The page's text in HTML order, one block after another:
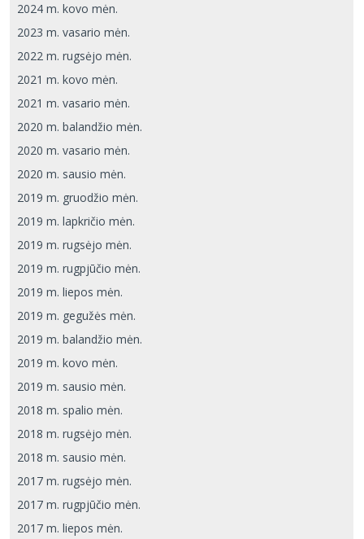
2024 m. kovo mėn.
2023 m. vasario mėn.
2022 m. rugsėjo mėn.
2021 m. kovo mėn.
2021 m. vasario mėn.
2020 m. balandžio mėn.
2020 m. vasario mėn.
2020 m. sausio mėn.
2019 m. gruodžio mėn.
2019 m. lapkričio mėn.
2019 m. rugsėjo mėn.
2019 m. rugpjūčio mėn.
2019 m. liepos mėn.
2019 m. gegužės mėn.
2019 m. balandžio mėn.
2019 m. kovo mėn.
2019 m. sausio mėn.
2018 m. spalio mėn.
2018 m. rugsėjo mėn.
2018 m. sausio mėn.
2017 m. rugsėjo mėn.
2017 m. rugpjūčio mėn.
2017 m. liepos mėn.